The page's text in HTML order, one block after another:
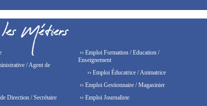
/ Agent de
Direction / Secrétaire
›› Emploi Formation / Education /
Enseignement
›› Emploi Éducatrice / Animatrice
›› Emploi Gestionnaire / Magasinier
›› Emploi Journaliste